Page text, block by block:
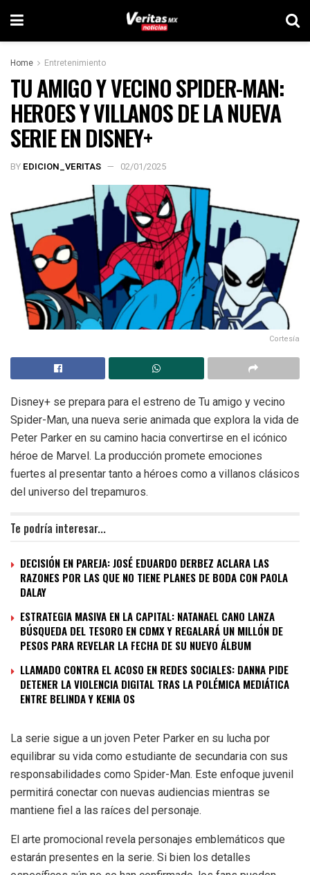
Home Entretenimiento
TU AMIGO Y VECINO SPIDER-MAN:
HEROES Y VILLANOS DE LA NUEVA
SERIE EN DISNEY+
BY EDICION_VERITAS 02/01/2025
Cortesía
Disney+ se prepara para el estreno de Tu amigo y vecino
Spider-Man, una nueva serie animada que explora la vida de
Peter Parker en su camino hacia convertirse en el icónico
héroe de Marvel. La producción promete emociones
fuertes al presentar tanto a héroes como a villanos clásicos
del universo del trepamuros.
Te podría interesar...
DECISIÓN EN PAREJA: JOSÉ EDUARDO DERBEZ ACLARA LAS
RAZONES POR LAS QUE NO TIENE PLANES DE BODA CON PAOLA
DALAY
ESTRATEGIA MASIVA EN LA CAPITAL: NATANAEL CANO LANZA
BÚSQUEDA DEL TESORO EN CDMX Y REGALARÁ UN MILLÓN DE
PESOS PARA REVELAR LA FECHA DE SU NUEVO ÁLBUM
LLAMADO CONTRA EL ACOSO EN REDES SOCIALES: DANNA PIDE
DETENER LA VIOLENCIA DIGITAL TRAS LA POLÉMICA MEDIÁTICA
ENTRE BELINDA Y KENIA OS
La serie sigue a un joven Peter Parker en su lucha por
equilibrar su vida como estudiante de secundaria con sus
responsabilidades como Spider-Man. Este enfoque juvenil
permitirá conectar con nuevas audiencias mientras se
mantiene fiel a las raíces del personaje.
El arte promocional revela personajes emblemáticos que
estarán presentes en la serie. Si bien los detalles